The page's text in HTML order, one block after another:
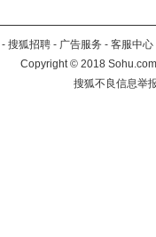
- 搜狐招聘 - 广告服务 - 客服中心
Copyright©2018
搜狐不良信息举